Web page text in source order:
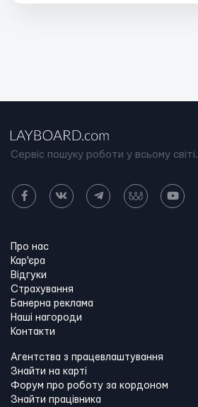
Сервіс пошуку роботи у всьому світі.
Про нас
Кар'єра
Відгуки
Страхування
Банерна реклама
Наші нагороди
Контакти
Агентства з працевлаштування
Знайти на карті
Форум про роботу за кордоном
Знайти працівника